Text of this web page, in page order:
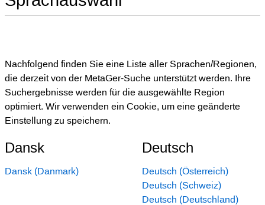
Nachfolgend finden Sie eine Liste aller Sprachen/Regionen,
die derzeit von der MetaGer-Suche unterstützt werden. Ihre
Suchergebnisse werden für die ausgewählte Region
optimiert. Wir verwenden ein Cookie, um eine geänderte
Einstellung zu speichern.
Dansk
Dansk (Danmark)
Deutsch
Deutsch (Österreich)
Deutsch (Schweiz)
Deutsch (Deutschland)